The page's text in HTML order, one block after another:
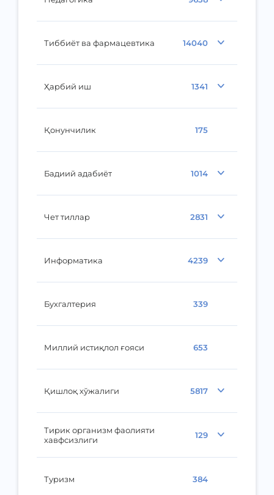
Тиббиёт ва фармацевтика 14040
Ҳарбий иш 1341
Қонунчилик 175
Бадиий адабиёт 1014
Чет тиллар 2831
Информатика 4239
Бухгалтерия 339
Миллий истиқлол ғояси 653
Қишлоқ хўжалиги 5817
Тирик организм фаолияти
хавфсизлиги
129
Туризм 384